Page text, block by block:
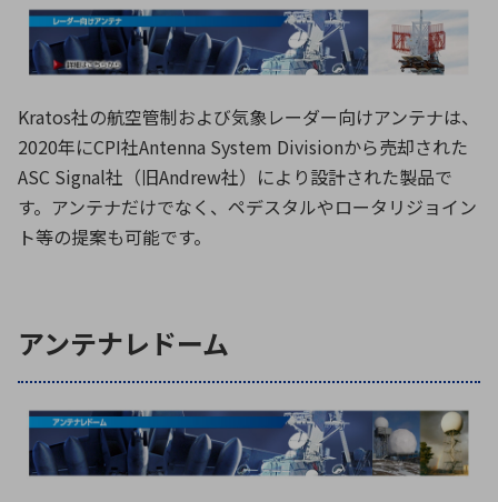
Kratos社の航空管制および気象レーダー向けアンテナは、
2020年にCPI社Antenna System Divisionから売却された
ASC Signal社（旧Andrew社）により設計された製品で
す。アンテナだけでなく、ペデスタルやロータリジョイン
ト等の提案も可能です。
アンテナレドーム